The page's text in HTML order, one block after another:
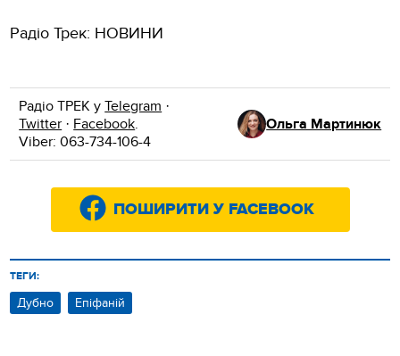
Радіо Трек: НОВИНИ
Радіо ТРЕК уTelegram ·
Twitter · Facebook.
Viber: 063-734-106-4
Ольга Мартинюк
ПОШИРИТИ У FACEBOOK
ТЕГИ:
Дубно Епіфаній